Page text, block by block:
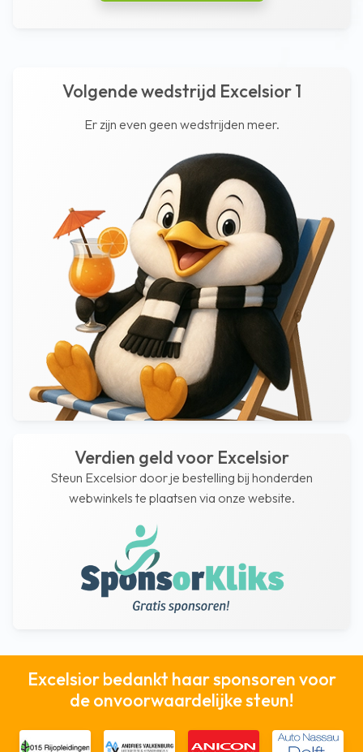
Volgende wedstrijd Excelsior 1
Er zijn even geen wedstrijden meer.
Verdien geld voor Excelsior
Steun Excelsior door je bestelling bij honderden
webwinkels te plaatsen via onze website.
Excelsior bedankt haar sponsoren voor
de onvoorwaardelijke steun!